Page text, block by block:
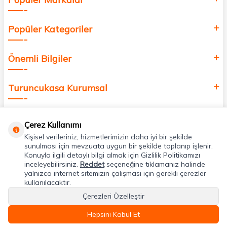
Popüler Kategoriler
Önemli Bilgiler
Turuncukasa Kurumsal
Uygulamalarımız
Adres & İletişim
Çerez Kullanımı
Kişisel verileriniz, hizmetlerimizin daha iyi bir şekilde
sunulması için mevzuata uygun bir şekilde toplanıp işlenir.
Konuyla ilgili detaylı bilgi almak için Gizlilik Politikamızı
inceleyebilirsiniz. Reddetseçeneğine tıklamanız halinde
yalnızca internet sitemizin çalışması için gerekli çerezler
kullanılacaktır.
Çerezleri Özelleştir
Hepsini Kabul Et